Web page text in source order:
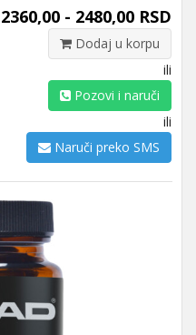
2360,00 - 2480,00 RSD
Dodaj u korpu
ili
Pozovi i naruči
ili
Naruči preko SMS